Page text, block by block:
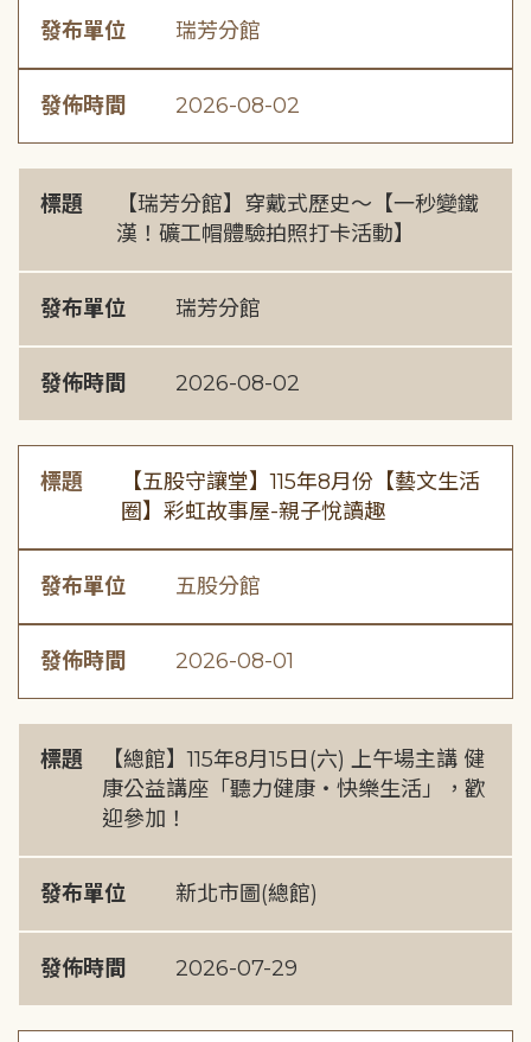
發布單位 瑞芳分館
發佈時間 2026-08-02
標題
【瑞芳分館】穿戴式歷史〜【一秒變鐵
漢！礦工帽體驗拍照打卡活動】
發布單位 瑞芳分館
發佈時間 2026-08-02
標題
【五股守讓堂】115年8月份【藝文生活
圈】彩虹故事屋-親子悅讀趣
發布單位 五股分館
發佈時間 2026-08-01
標題
【總館】115年8月15日(六) 上午場主講 健
康公益講座「聽力健康・快樂生活」，歡
迎參加！
發布單位 新北市圖(總館)
發佈時間 2026-07-29